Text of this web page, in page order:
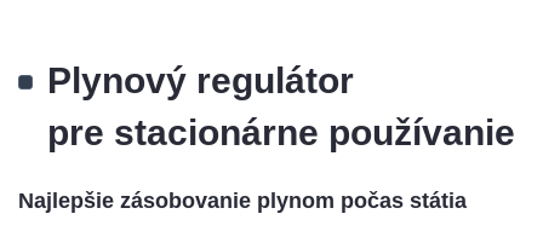
Plynový regulátor
pre stacionárne používanie
Najlepšie zásobovanie plynom počas státia